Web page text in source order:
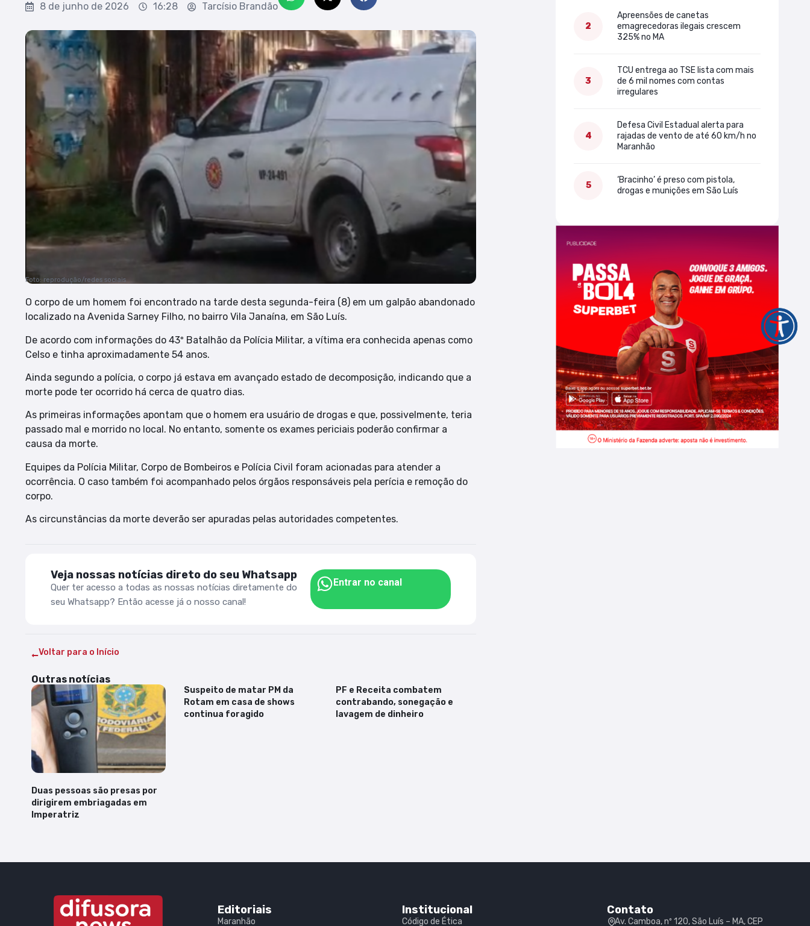
8 de junho de 2026 16:28 Tarcísio Brandão
Foto: reprodução/redes sociais
O corpo de um homem foi encontrado na tarde desta segunda-feira (8) em um galpão abandonado
localizado na Avenida Sarney Filho, no bairro Vila Janaína, em São Luís.
De acordo com informações do 43º Batalhão da Polícia Militar, a vítima era conhecida apenas como
Celso e tinha aproximadamente 54 anos.
Ainda segundo a polícia, o corpo já estava em avançado estado de decomposição, indicando que a
morte pode ter ocorrido há cerca de quatro dias.
As primeiras informações apontam que o homem era usuário de drogas e que, possivelmente, teria
passado mal e morrido no local. No entanto, somente os exames periciais poderão confirmar a
causa da morte.
Equipes da Polícia Militar, Corpo de Bombeiros e Polícia Civil foram acionadas para atender a
ocorrência. O caso também foi acompanhado pelos órgãos responsáveis pela perícia e remoção do
corpo.
As circunstâncias da morte deverão ser apuradas pelas autoridades competentes.
Veja nossas notícias direto do seu Whatsapp
Quer ter acesso a todas as nossas notícias diretamente do
seu Whatsapp? Então acesse já o nosso canal!
Entrar no canal
Voltar para o Início
Outras notícias
Duas pessoas são presas por
dirigirem embriagadas em
Imperatriz
Suspeito de matar PM da
Rotam em casa de shows
continua foragido
PF e Receita combatem
contrabando, sonegação e
lavagem de dinheiro
Apreensões de canetas
emagrecedoras ilegais crescem
325% no MA
TCU entrega ao TSE lista com mais
de 6 mil nomes com contas
irregulares
Defesa Civil Estadual alerta para
rajadas de vento de até 60 km/h no
Maranhão
‘Bracinho’ é preso com pistola,
drogas e munições em São Luís
Editoriais
Maranhão
Institucional
Código de Ética
Contato
Av. Camboa, nº 120, São Luís – MA, CEP